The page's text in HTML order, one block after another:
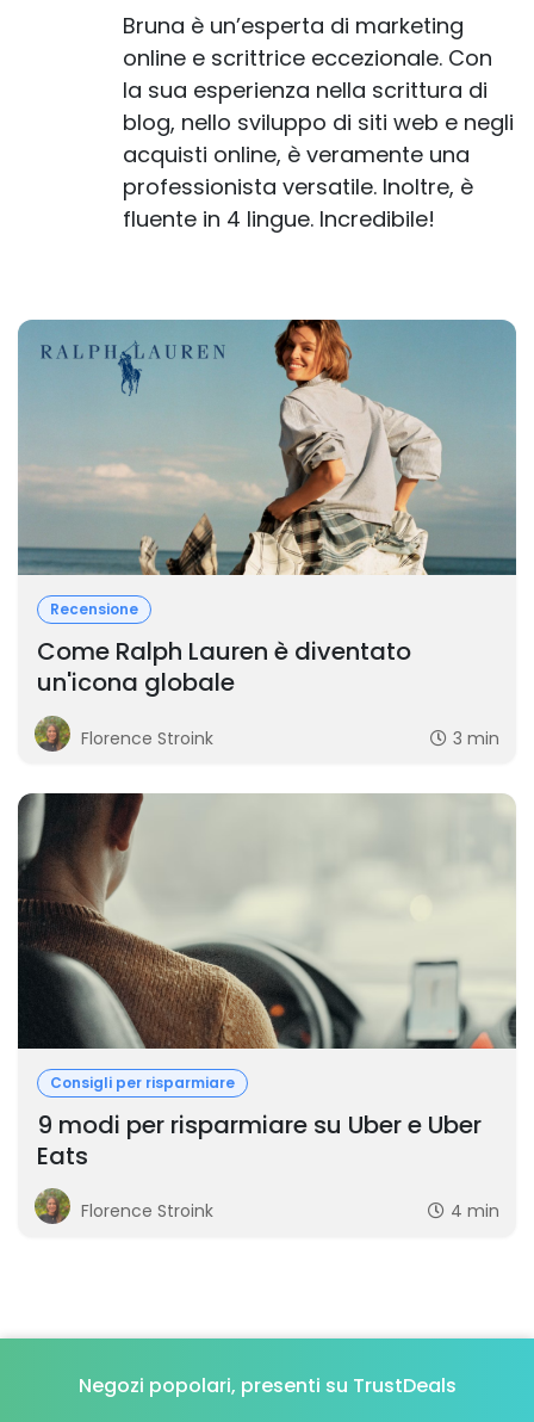
Bruna è un’esperta di marketing
online e scrittrice eccezionale. Con
la sua esperienza nella scrittura di
blog, nello sviluppo di siti web e negli
acquisti online, è veramente una
professionista versatile. Inoltre, è
fluente in 4 lingue. Incredibile!
Recensione
Come Ralph Lauren è diventato
un'icona globale
Florence Stroink 3 min
Consigli per risparmiare
9 modi per risparmiare su Uber e Uber
Eats
Florence Stroink 4 min
Negozi popolari, presenti su TrustDeals